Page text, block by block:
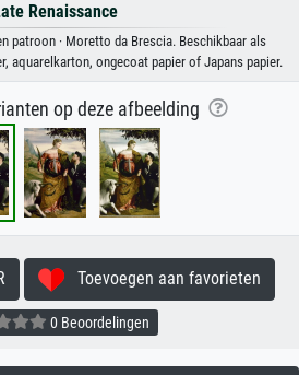
Renaissance
patroon · Moretto da Brescia. Beschikbaar als
aquarelkarton, ongecoat papier of Japans papier.
op deze afbeelding
Toevoegen aan favorieten
0 Beoordelingen